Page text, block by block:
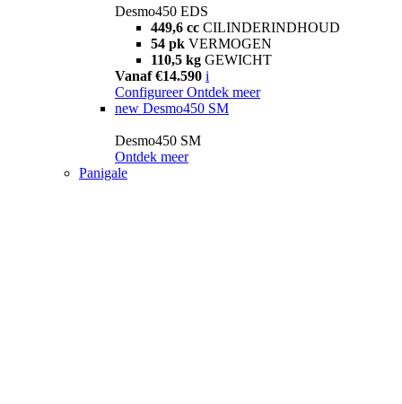
Desmo450 EDS
449,6 cc CILINDERINDHOUD
54 pk VERMOGEN
110,5 kg GEWICHT
Vanaf €14.590 i
Configureer Ontdek meer
new Desmo450 SM
Desmo450 SM
Ontdek meer
Panigale